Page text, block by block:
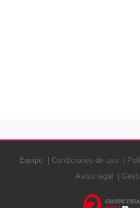
Equipo Condiciones de uso
Aviso legal